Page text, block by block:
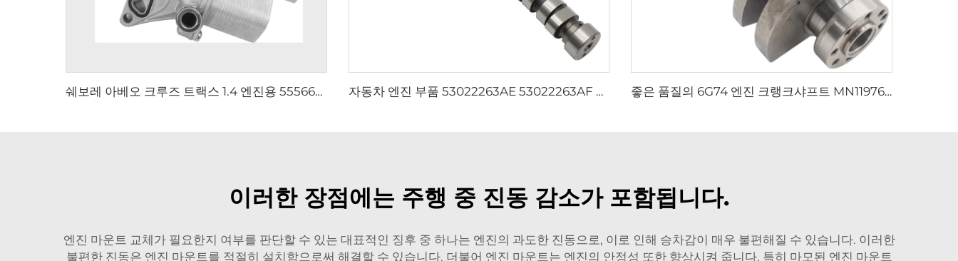
쉐보레 아베오 크루즈 트랙스 1.4 엔진용 55566784 오일 쿨러 필터 하우징 자동차 엔진 부품 53022263AE 53022263AF CHEROKEE 크라이슬러 DODGE JEEP WRANGLER 5.7L V8용 엔진 캠샤프트 좋은 품질의 6G74 엔진 크랭크샤프트 MN119761, 미쓰비시(MITSUBISHI) 갤랑트(GALANT) L200 패제로(PAJERO)용
이러한 장점에는 주행 중 진동 감소가 포함됩니다.
엔진 마운트 교체가 필요한지 여부를 판단할 수 있는 대표적인 징후 중 하나는 엔진의 과도한 진동으로, 이로 인해 승차감이 매우 불편해질 수 있습니다. 이러한
불편한 진동은 엔진 마운트를 적절히 설치함으로써 해결할 수 있습니다. 더불어 엔진 마운트는 엔진의 안정성 또한 향상시켜 줍니다. 특히 마모된 엔진 마운트